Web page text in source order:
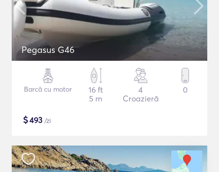
Pegasus G46
Barcă cu motor
16 ft
5 m
4
Croazieră
0
$493 /zi